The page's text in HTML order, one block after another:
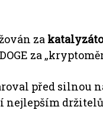
za
za
před silnou
nejlepším